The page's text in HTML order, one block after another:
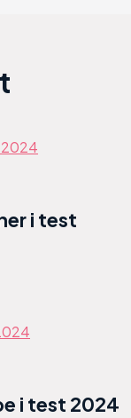
i test
i test 2024